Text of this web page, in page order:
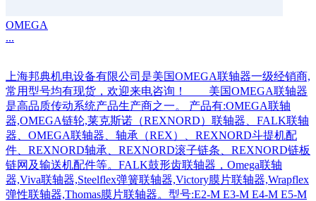
OMEGA
...
上海邦典机电设备有限公司是美国OMEGA联轴器一级经销商,
常用型号均有现货，欢迎来电咨询！ 美国OMEGA联轴器
是高品质传动系统产品生产商之一。 产品有:OMEGA联轴
器,OMEGA链轮,莱克斯诺（REXNORD）联轴器、FALK联轴
器、OMEGA联轴器、轴承（REX）、REXNORD斗提机配
件、REXNORD轴承、REXNORD滚子链条、REXNORD链板
链网及输送机配件等。FALK鼓形齿联轴器，Omega联轴
器,Viva联轴器,Steelflex弹簧联轴器,Victory膜片联轴器,Wrapflex
弹性联轴器,Thomas膜片联轴器。型号:E2-M E3-M E4-M E5-M